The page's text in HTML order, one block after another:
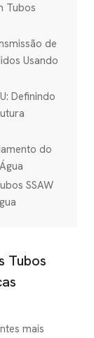
Tubos
de
Usando
Definindo
do
SSAW
Tubos
mais